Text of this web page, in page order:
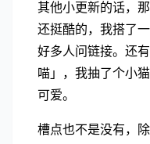
其他小更新的话，
还挺酷的，我搭了
好多人问链接。还
喵」，我抽了个小
可爱。
槽点也不是没有，